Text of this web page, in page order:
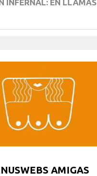
INFERNAL: EN LLAMAS
AMIGAS